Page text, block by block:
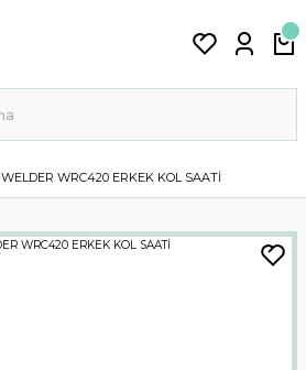
WELDER WRC420 ERKEK KOL SAATİ